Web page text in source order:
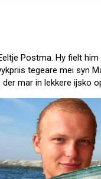
Postma. Hy fielt
tegeare mei syn
mar in lekkere ijsko